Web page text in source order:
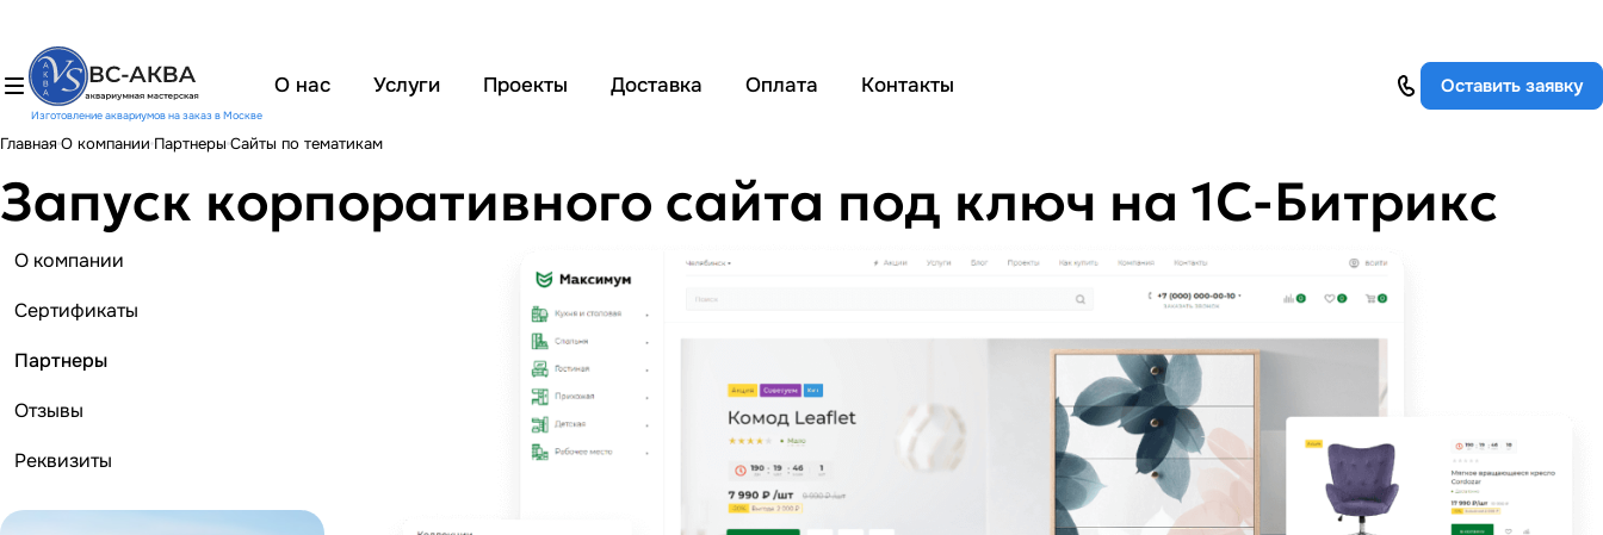
Изготовление аквариумов на заказ в Москве
О нас Услуги Проекты Доставка Оплата Контакты Оставить заявку
Главная О компании Партнеры Сайты по тематикам
Запуск корпоративного сайта под ключ на 1С-Битрикс
О компании
Сертификаты
Партнеры
Отзывы
Реквизиты